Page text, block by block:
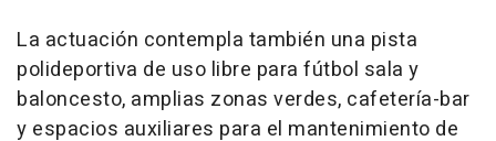
La actuación contempla también una pista
polideportiva de uso libre para fútbol sala y
baloncesto, amplias zonas verdes, cafetería-bar
y espacios auxiliares para el mantenimiento de